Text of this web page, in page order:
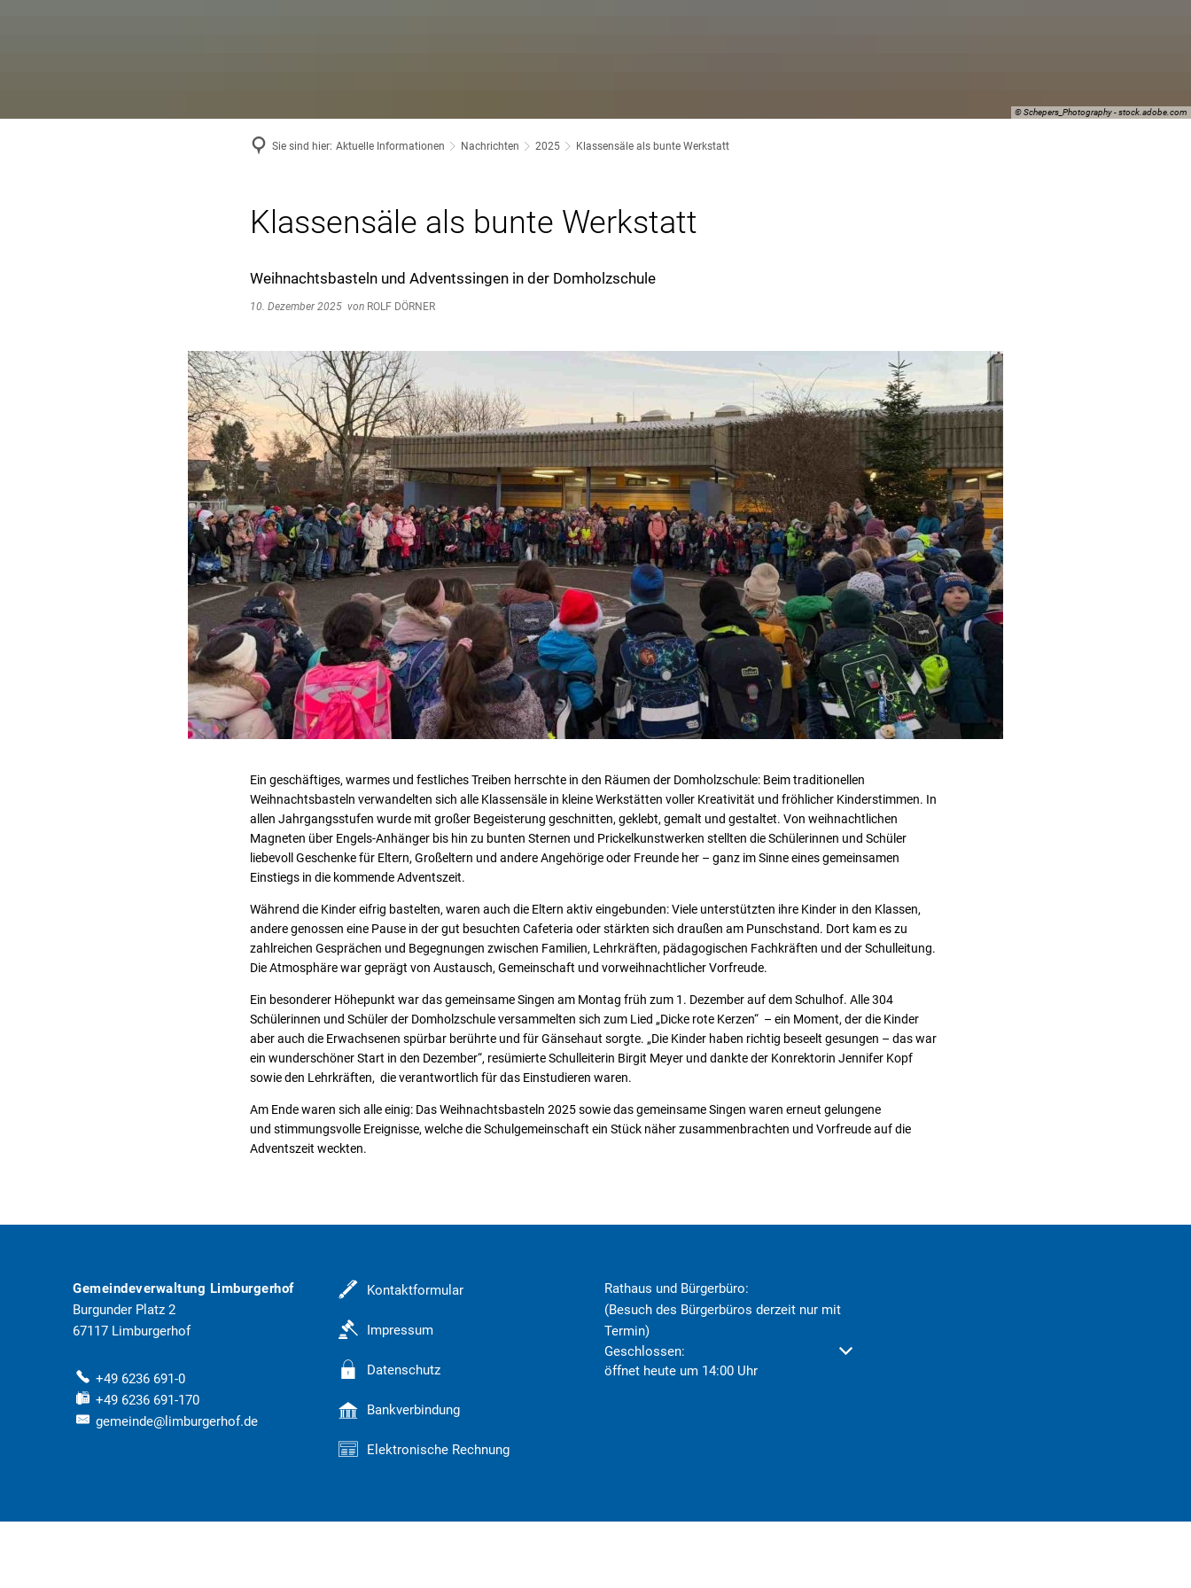
© Schepers_Photography - stock.adobe.com
Sie sind hier: Aktuelle Informationen Nachrichten 2025 Klassensäle als bunte Werkstatt
Klassensäle als bunte Werkstatt
Weihnachtsbasteln und Adventssingen in der Domholzschule
10. Dezember 2025 von ROLF DÖRNER
Ein geschäftiges, warmes und festliches Treiben herrschte in den Räumen der Domholzschule: Beim traditionellen
Weihnachtsbasteln verwandelten sich alle Klassensäle in kleine Werkstätten voller Kreativität und fröhlicher Kinderstimmen. In
allen Jahrgangsstufen wurde mit großer Begeisterung geschnitten, geklebt, gemalt und gestaltet. Von weihnachtlichen
Magneten über Engels-Anhänger bis hin zu bunten Sternen und Prickelkunstwerken stellten die Schülerinnen und Schüler
liebevoll Geschenke für Eltern, Großeltern und andere Angehörige oder Freunde her – ganz im Sinne eines gemeinsamen
Einstiegs in die kommende Adventszeit.
Während die Kinder eifrig bastelten, waren auch die Eltern aktiv eingebunden: Viele unterstützten ihre Kinder in den Klassen,
andere genossen eine Pause in der gut besuchten Cafeteria oder stärkten sich draußen am Punschstand. Dort kam es zu
zahlreichen Gesprächen und Begegnungen zwischen Familien, Lehrkräften, pädagogischen Fachkräften und der Schulleitung.
Die Atmosphäre war geprägt von Austausch, Gemeinschaft und vorweihnachtlicher Vorfreude.
Ein besonderer Höhepunkt war das gemeinsame Singen am Montag früh zum 1. Dezember auf dem Schulhof. Alle 304
Schülerinnen und Schüler der Domholzschule versammelten sich zum Lied „Dicke rote Kerzen“ – ein Moment, der die Kinder
aber auch die Erwachsenen spürbar berührte und für Gänsehaut sorgte. „Die Kinder haben richtig beseelt gesungen – das war
ein wunderschöner Start in den Dezember“, resümierte Schulleiterin Birgit Meyer und dankte der Konrektorin Jennifer Kopf
sowie den Lehrkräften, die verantwortlich für das Einstudieren waren.
Am Ende waren sich alle einig: Das Weihnachtsbasteln 2025 sowie das gemeinsame Singen waren erneut gelungene
und stimmungsvolle Ereignisse, welche die Schulgemeinschaft ein Stück näher zusammenbrachten und Vorfreude auf die
Adventszeit weckten.
Gemeindeverwaltung Limburgerhof
Burgunder Platz 2
67117 Limburgerhof
+49 6236 691-0
+49 6236 691-170
gemeinde@limburgerhof.de
Kontaktformular
Impressum
Datenschutz
Bankverbindung
Elektronische Rechnung
Rathaus und Bürgerbüro:
(Besuch des Bürgerbüros derzeit nur mit
Termin)
Klicken, um weitere Öffnungs- oder Schließzeiten auszublenden
Geschlossen:
öffnet heute um 14:00 Uhr